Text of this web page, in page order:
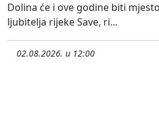
Dolina će i ove godine biti
ljubitelja rijeke Save, ri...
02.08.2026. u 12:00